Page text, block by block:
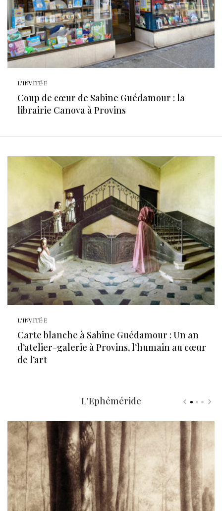
L'INVITÉ·E
Coup de cœur de Sabine Guédamour : la
librairie Canova à Provins
L'INVITÉ·E
Carte blanche à Sabine Guédamour : Un an
d’atelier-galerie à Provins, l’humain au cœur
de l’art
L'Ephéméride